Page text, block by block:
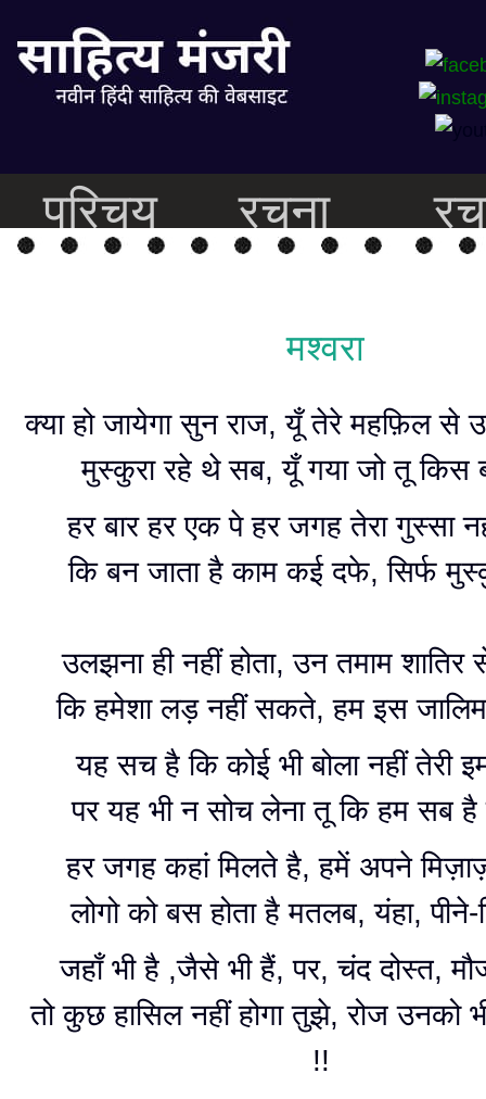
परिचय रचना
मश्वरा
क्या हो जायेगा सुन राज, यूँ तेरे महफ़िल से
मुस्कुरा रहे थे सब, यूँ गया जो तू किस
हर बार हर एक पे हर जगह तेरा गुस्सा
कि बन जाता है काम कई दफे, सिर्फ
उलझना ही नहीं होता, उन तमाम शातिर
कि हमेशा लड़ नहीं सकते, हम इस
यह सच है कि कोई भी बोला नहीं तेरी
पर यह भी न सोच लेना तू कि हम सब है
हर जगह कहां मिलते है, हमें अपने
लोगो को बस होता है मतलब, यंहा,
जहाँ भी है ,जैसे भी हैं, पर, चंद दोस्त,
तो कुछ हासिल नहीं होगा तुझे, रोज उनको
!!